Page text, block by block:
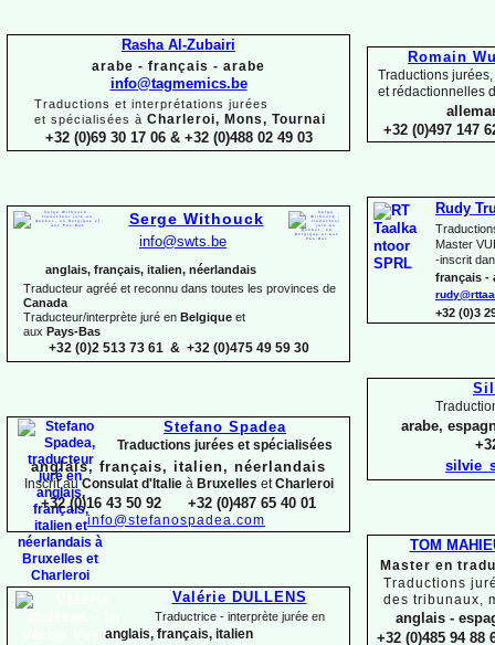
Romain
Traductions
et rédactionnelles
+32 (0)497 147
Rudy
Master
-inscrit
français -
+32 (0)3
arabe,
TOM
Master en
Traductions
des tribunaux,
anglais -
+32 (0)485 94 88
Rasha Al-Zubairi
arabe - français - arabe
info@tagmemics.be
Traductions et interprétations jurées
et spécialisées à Charleroi, Mons, Tournai
+32 (0)69 30 17 06 & +32 (0)488 02 49 03
Serge Withouck
info@swts.be
anglais, français, italien, néerlandais
Traducteur agréé et reconnu dans toutes les provinces de
Canada
Traducteur/interprète juré en Belgique et
aux Pays-Bas
+32 (0)2 513 73 61 & +32 (0)475 49 59 30
Stefano Spadea
Traductions jurées et spécialisées
anglais, français, italien, néerlandais
Inscrit auConsulat d'Italieà Bruxelles etCharleroi
+32 (0)16 43 50 92 +32 (0)487 65 40 01
info@stefanospadea.com
Valérie DULLENS
Traductrice -interprète jurée en
anglais, français, italien